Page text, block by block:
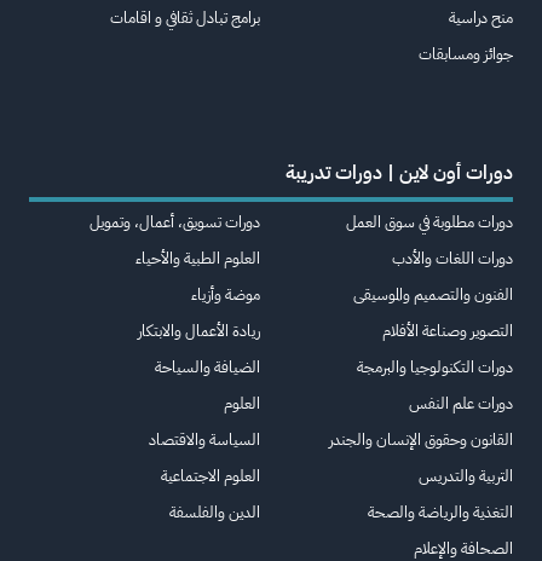
منح دراسية
جوائز ومسابقات
برامج تبادل ثقافي و اقامات
دورات أون لاين | دورات تدريبة
دورات مطلوبة في سوق العمل
دورات اللغات والأدب
الفنون والتصميم والموسيقى
التصوير وصناعة الأفلام
دورات التكنولوجيا والبرمجة
دورات علم النفس
القانون وحقوق الإنسان والجندر
التربية والتدريس
التغذية والرياضة والصحة
الصحافة والإعلام
دورات تسويق، أعمال، وتمويل
العلوم الطبية والأحياء
موضة وأزياء
ريادة الأعمال والابتكار
الضيافة والسياحة
العلوم
السياسة والاقتصاد
العلوم الاجتماعية
الدين والفلسفة